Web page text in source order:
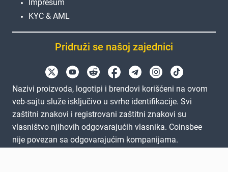
Impresum
KYC & AML
Pridruži se našoj zajednici
Nazivi proizvoda, logotipi i brendovi korišćeni na ovom
veb-sajtu služe isključivo u svrhe identifikacije. Svi
zaštitni znakovi i registrovani zaštitni znakovi su
vlasništvo njihovih odgovarajućih vlasnika. Coinsbee
nije povezan sa odgovarajućim kompanijama.